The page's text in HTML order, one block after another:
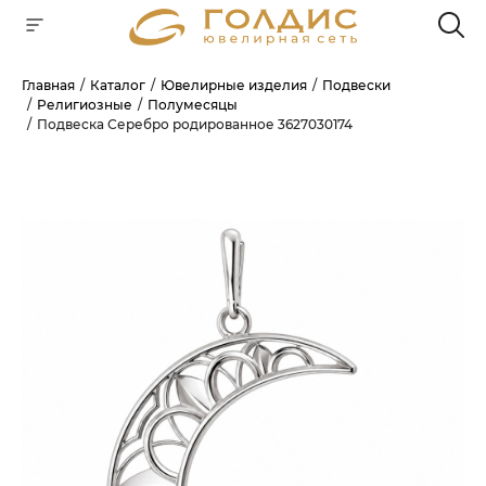
Главная Каталог Ювелирные изделия
Подвески
Религиозные
Полумесяцы
Подвеска Серебро родированное 3627030174
Для клиентов всех банков
БЕЗ ПЕРЕПЛАТ
ГРАФИК ПЛАТЕЖЕЙ